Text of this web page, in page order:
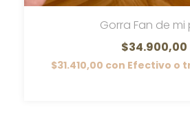
Gorra Fan de mi
$34.900,00
$31.410,00 con Efectivo o